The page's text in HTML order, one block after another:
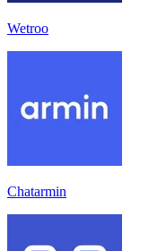
Wetroo
Chatarmin